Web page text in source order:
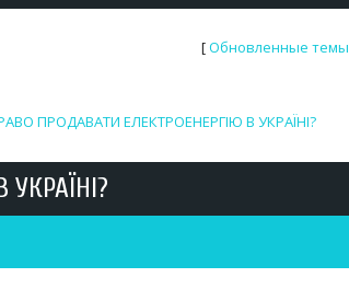
[Обновленные темы
ПРОДАВАТИ ЕЛЕКТРОЕНЕРГІЮ В УКРАЇНІ?